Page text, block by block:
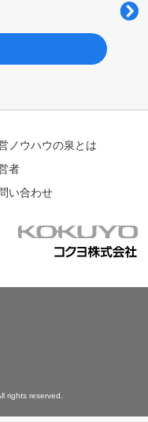
ノウハウの泉とは
者
い合わせ
rights reserved.